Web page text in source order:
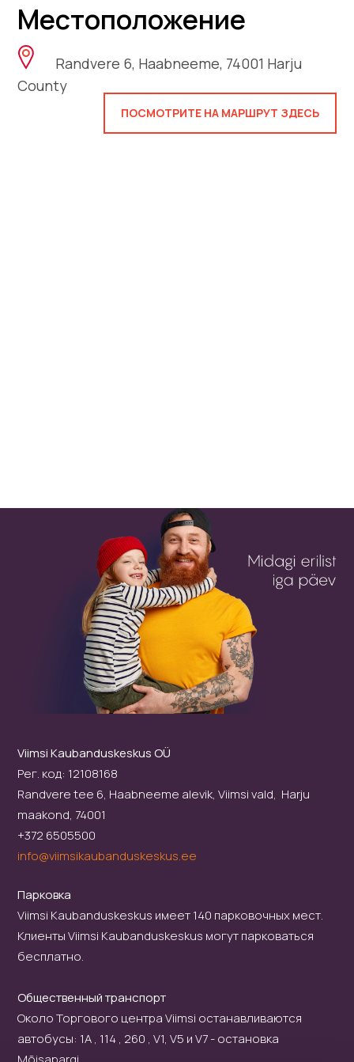
Местоположение
Randvere 6, Haabneeme, 74001 Harju
County
ПОСМОТРИТЕ НА МАРШРУТ ЗДЕСЬ
Viimsi Kaubanduskeskus OÜ
Рег. код: 12108168
Randvere tee 6, Haabneeme alevik, Viimsi vald, Harju
maakond, 74001
+372 6505500
info@viimsikaubanduskeskus.ee
Парковка
Viimsi Kaubanduskeskus имеет 140 парковочных мест.
Клиенты Viimsi Kaubanduskeskus могут парковаться
бесплатно.
Общественный транспорт
Около Торгового центра Viimsi останавливаются
автобусы: 1A , 114 , 260 , V1, V5 и V7 - остановка